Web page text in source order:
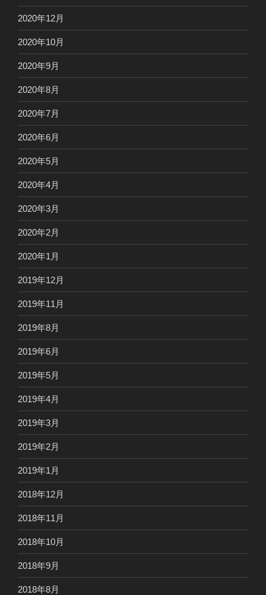
2020年12月
2020年10月
2020年9月
2020年8月
2020年7月
2020年6月
2020年5月
2020年4月
2020年3月
2020年2月
2020年1月
2019年12月
2019年11月
2019年8月
2019年6月
2019年5月
2019年4月
2019年3月
2019年2月
2019年1月
2018年12月
2018年11月
2018年10月
2018年9月
2018年8月